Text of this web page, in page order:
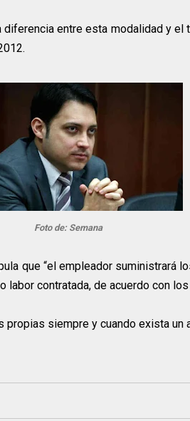
entre esta modalidad y
Foto de: Semana
que “el empleador
contratada, de acuerdo con
siempre y cuando exista un